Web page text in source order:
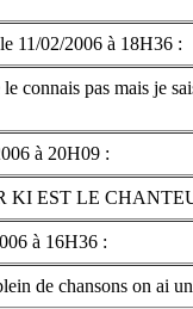
11/02/2006 à 18H36 :
connais pas mais je
à 20H09 :
KI EST LE
à 16H36 :
de chansons on ai